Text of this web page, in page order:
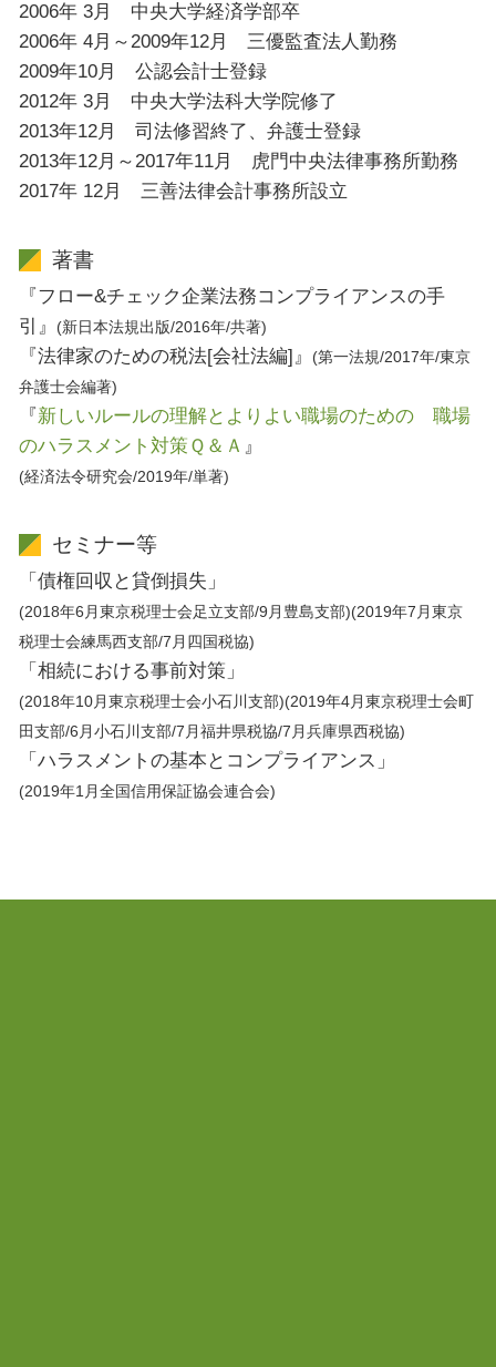
2006年 3月 中央大学経済学部卒
2006年 4月～2009年12月 三優監査法人勤務
2009年10月 公認会計士登録
2012年 3月 中央大学法科大学院修了
2013年12月 司法修習終了、弁護士登録
2013年12月～2017年11月 虎門中央法律事務所勤務
2017年 12月 三善法律会計事務所設立
著書
『フロー&チェック企業法務コンプライアンスの手
引』
(新日本法規出版/2016年/共著)
『法律家のための税法[会社法編]』
(第一法規/2017年/東京
弁護士会編著)
『 新しいルールの理解とよりよい職場のための 職場
のハラスメント対策Ｑ＆Ａ 』
(経済法令研究会/2019年/単著)
セミナー等
「債権回収と貸倒損失」
(2018年6月東京税理士会足立支部/9月豊島支部)(2019年7月東京
税理士会練馬西支部/7月四国税協)
「相続における事前対策」
(2018年10月東京税理士会小石川支部)(2019年4月東京税理士会町
田支部/6月小石川支部/7月福井県税協/7月兵庫県西税協)
「ハラスメントの基本とコンプライアンス」
(2019年1月全国信用保証協会連合会)